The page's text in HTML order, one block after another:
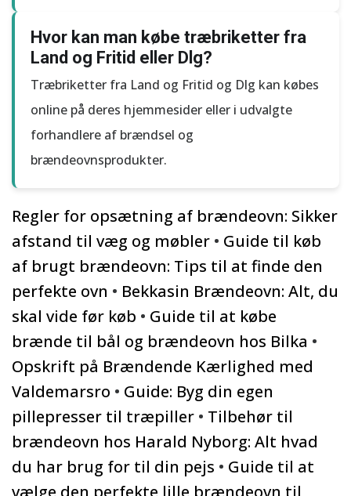
Hvor kan man købe træbriketter fra
Land og Fritid eller Dlg?
Træbriketter fra Land og Fritid og Dlg kan købes
online på deres hjemmesider eller i udvalgte
forhandlere af brændsel og
brændeovnsprodukter.
Regler for opsætning af brændeovn: Sikker
afstand til væg og møbler • Guide til køb
af brugt brændeovn: Tips til at finde den
perfekte ovn • Bekkasin Brændeovn: Alt, du
skal vide før køb • Guide til at købe
brænde til bål og brændeovn hos Bilka •
Opskrift på Brændende Kærlighed med
Valdemarsro • Guide: Byg din egen
pillepresser til træpiller • Tilbehør til
brændeovn hos Harald Nyborg: Alt hvad
du har brug for til din pejs • Guide til at
vælge den perfekte lille brændeovn til